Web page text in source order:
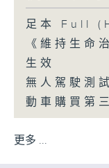
足本 Full
《維持生命
生效
無人駕駛測
動車購買第
更多 ...